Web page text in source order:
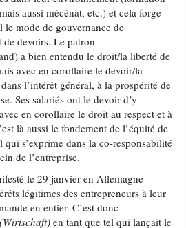
aussi mécénat, etc.) et cela forge
mode de gouvernance de
de devoirs. Le patron
a bien entendu le droit/la liberté de
avec en corollaire le devoir/la
l’intérêt général, à la prospérité de
Ses salariés ont le devoir d’y
en corollaire le droit au respect et à
là aussi le fondement de l’équité de
s’exprime dans la co-responsabilité
de l’entreprise.
le 29 janvier en Allemagne
légitimes des entrepreneurs à leur
en entier. C’est donc
(Wirtschaft) en tant que tel qui lançait le